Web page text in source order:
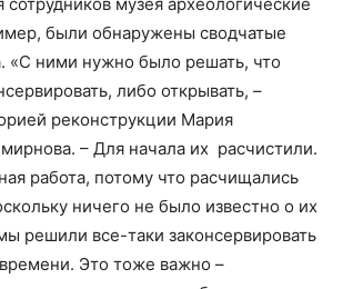
были обнаружены сводчатые
«С ними нужно было решать, что
либо открывать, –
реконструкции Мария
– Для начала их расчистили.
работа, потому что расчищались
ничего не было известно о их
решили все-таки законсервировать
Это тоже важно –